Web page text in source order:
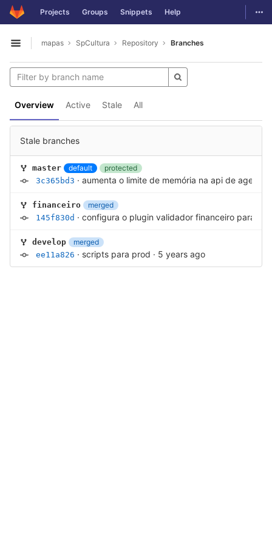
Skip to content
GitLab Projects Groups Snippets Help
Open sidebar
mapas SpCultura Repository Branches
Overview Active Stale All
Stale branches
master default
protected
3c365bd3 · aumenta o limite de memória na api de agentes
financeiro
merged
145f830d · configura o plugin validador financeiro para
develop
merged
ee11a826 · scripts para prod · 5 years ago